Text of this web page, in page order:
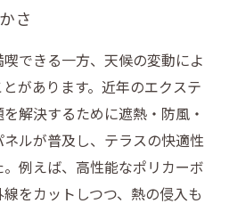
さ
できる一方、天候の変動によ
があります。近年のエクステ
解決するために遮熱・防風・
ルが普及し、テラスの快適性
例えば、高性能なポリカーボ
をカットしつつ、熱の侵入も